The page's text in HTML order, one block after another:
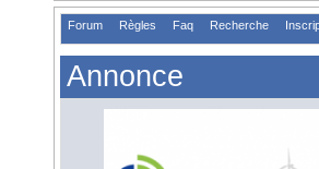
Forum Règles Faq Recherche
Annonce